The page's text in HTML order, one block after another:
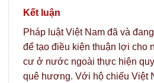
Kết luận
Pháp luật Việt Nam đã và
để tạo điều kiện thuận lợi cho
cư ở nước ngoài thực hiện
quê hương. Với hộ chiếu Việt